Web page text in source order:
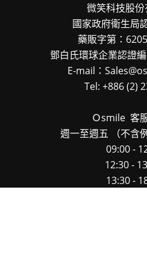
微笑科技股
國家政府衛生局
藥販字第：
鄧白氏環球企業認證
E-mail：
Tel: +886 (2)
Ｏsmile 客
週一至週五
（不含
09:00 -
12:30 -
13:30 -